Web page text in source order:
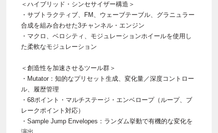
＜ハイブリッド・シンセサイザー構造＞
・サブトラクティブ、FM、ウェーブテーブル、グラニュラー
合成を組み合わせた3チャンネル・エンジン
・マクロ、ベロシティ、モジュレーションホイールを使用し
た柔軟なモジュレーション
＜創造性を加速させるツール群＞
・Mutator：知的なプリセット生成、変化量／深度コントロー
ル、履歴管理
・68ポイント・マルチステージ・エンベロープ（ループ、ブ
レークポイント対応）
・Sample Jump Envelopes：ランダム挙動で有機的な変化を